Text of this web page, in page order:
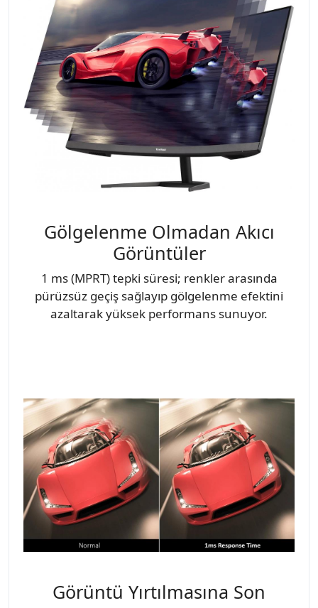
Gölgelenme Olmadan Akıcı
Görüntüler
1 ms (MPRT) tepki süresi; renkler arasında
pürüzsüz geçiş sağlayıp gölgelenme efektini
azaltarak yüksek performans sunuyor.
Görüntü Yırtılmasına Son